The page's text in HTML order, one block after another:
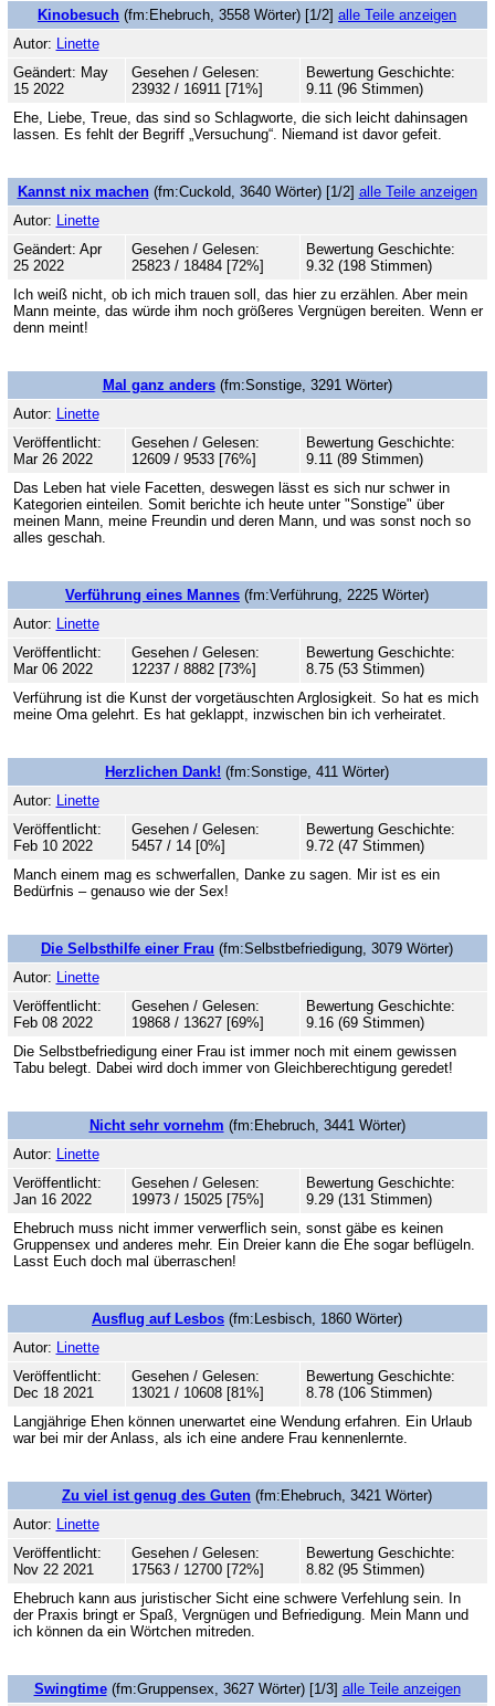
Kinobesuch (fm:Ehebruch, 3558 Wörter) [1/2] alle Teile anzeigen
Autor: Linette
Geändert: May
15 2022
Gesehen / Gelesen:
23932 / 16911 [71%]
Bewertung Geschichte:
9.11 (96 Stimmen)
Ehe, Liebe, Treue, das sind so Schlagworte, die sich leicht dahinsagen
lassen. Es fehlt der Begriff „Versuchung“. Niemand ist davor gefeit.
Kannst nix machen(fm:Cuckold, 3640 Wörter) [1/2] alle Teile anzeigen
Autor: Linette
Geändert: Apr
25 2022
Gesehen / Gelesen:
25823 / 18484 [72%]
Bewertung Geschichte:
9.32 (198 Stimmen)
Ich weiß nicht, ob ich mich trauen soll, das hier zu erzählen. Aber mein
Mann meinte, das würde ihm noch größeres Vergnügen bereiten. Wenn er
denn meint!
Mal ganz anders(fm:Sonstige, 3291 Wörter)
Autor: Linette
Veröffentlicht:
Mar 26 2022
Gesehen / Gelesen:
12609 / 9533 [76%]
Bewertung Geschichte:
9.11 (89 Stimmen)
Das Leben hat viele Facetten, deswegen lässt es sich nur schwer in
Kategorien einteilen. Somit berichte ich heute unter "Sonstige" über
meinen Mann, meine Freundin und deren Mann, und was sonst noch so
alles geschah.
Verführung eines Mannes (fm:Verführung, 2225 Wörter)
Autor: Linette
Veröffentlicht:
Mar 06 2022
Gesehen / Gelesen:
12237 / 8882 [73%]
Bewertung Geschichte:
8.75 (53 Stimmen)
Verführung ist die Kunst der vorgetäuschten Arglosigkeit. So hat es mich
meine Oma gelehrt. Es hat geklappt, inzwischen bin ich verheiratet.
Herzlichen Dank! (fm:Sonstige, 411 Wörter)
Autor: Linette
Veröffentlicht:
Feb 10 2022
Gesehen / Gelesen:
5457 / 14 [0%]
Bewertung Geschichte:
9.72 (47 Stimmen)
Manch einem mag es schwerfallen, Danke zu sagen. Mir ist es ein
Bedürfnis – genauso wie der Sex!
Die Selbsthilfe einer Frau (fm:Selbstbefriedigung, 3079 Wörter)
Autor: Linette
Veröffentlicht:
Feb 08 2022
Gesehen / Gelesen:
19868 / 13627 [69%]
Bewertung Geschichte:
9.16 (69 Stimmen)
Die Selbstbefriedigung einer Frau ist immer noch mit einem gewissen
Tabu belegt. Dabei wird doch immer von Gleichberechtigung geredet!
Nicht sehr vornehm (fm:Ehebruch, 3441 Wörter)
Autor: Linette
Veröffentlicht:
Jan 16 2022
Gesehen / Gelesen:
19973 / 15025 [75%]
Bewertung Geschichte:
9.29 (131 Stimmen)
Ehebruch muss nicht immer verwerflich sein, sonst gäbe es keinen
Gruppensex und anderes mehr. Ein Dreier kann die Ehe sogar beflügeln.
Lasst Euch doch mal überraschen!
Ausflug auf Lesbos (fm:Lesbisch, 1860 Wörter)
Autor: Linette
Veröffentlicht:
Dec 18 2021
Gesehen / Gelesen:
13021 / 10608 [81%]
Bewertung Geschichte:
8.78 (106 Stimmen)
Langjährige Ehen können unerwartet eine Wendung erfahren. Ein Urlaub
war bei mir der Anlass, als ich eine andere Frau kennenlernte.
Zu viel ist genug des Guten (fm:Ehebruch, 3421 Wörter)
Autor: Linette
Veröffentlicht:
Nov 22 2021
Gesehen / Gelesen:
17563 / 12700 [72%]
Bewertung Geschichte:
8.82 (95 Stimmen)
Ehebruch kann aus juristischer Sicht eine schwere Verfehlung sein. In
der Praxis bringt er Spaß, Vergnügen und Befriedigung. Mein Mann und
ich können da ein Wörtchen mitreden.
Swingtime(fm:Gruppensex, 3627 Wörter) [1/3] alle Teile anzeigen